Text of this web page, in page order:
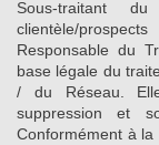
Sous-traitant
clientèle/
Responsable du
base légale du
/ du Réseau.
suppression et
Conformément à